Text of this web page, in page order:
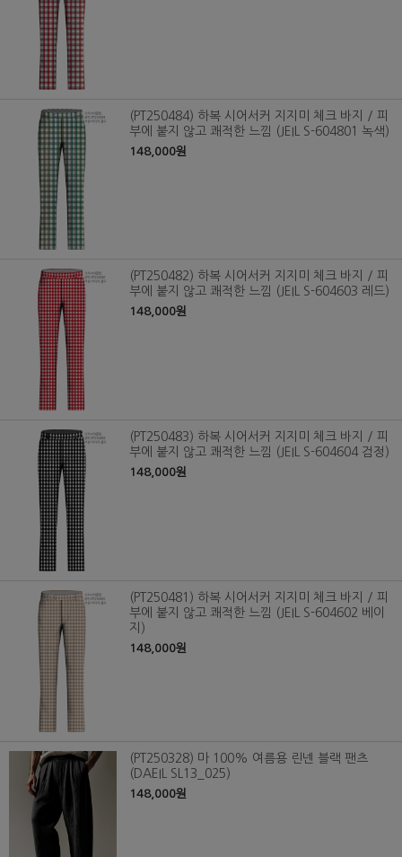
(PT250484) 하복 시어서커 지지미 체크 바지 / 피
부에 붙지 않고 쾌적한 느낌 (JEIL S-604801 녹색)
148,000원
(PT250482) 하복 시어서커 지지미 체크 바지 / 피
부에 붙지 않고 쾌적한 느낌 (JEIL S-604603 레드)
148,000원
(PT250483) 하복 시어서커 지지미 체크 바지 / 피
부에 붙지 않고 쾌적한 느낌 (JEIL S-604604 검정)
148,000원
(PT250481) 하복 시어서커 지지미 체크 바지 / 피
부에 붙지 않고 쾌적한 느낌 (JEIL S-604602 베이
지)
148,000원
(PT250328) 마 100% 여름용 린넨 블랙 팬츠
(DAEIL SL13_025)
148,000원